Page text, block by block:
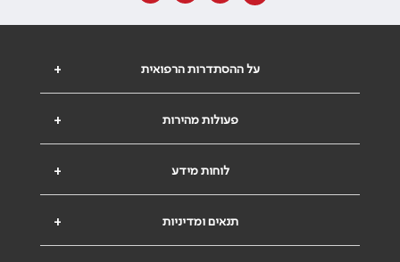
+ על ההסתדרות הרפואית
+ פעולות מהירות
+ לוחות מידע
+ תנאים ומדיניות